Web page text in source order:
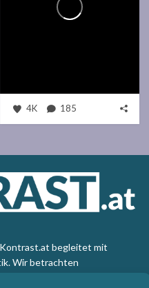
4K 185
Kontrast.at begleitet mit
Wir betrachten